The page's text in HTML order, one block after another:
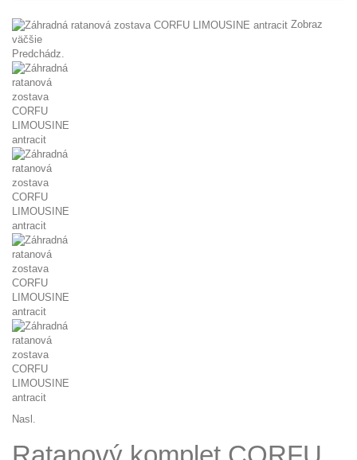
Zobraz
väčšie
Predchádz.
Nasl.